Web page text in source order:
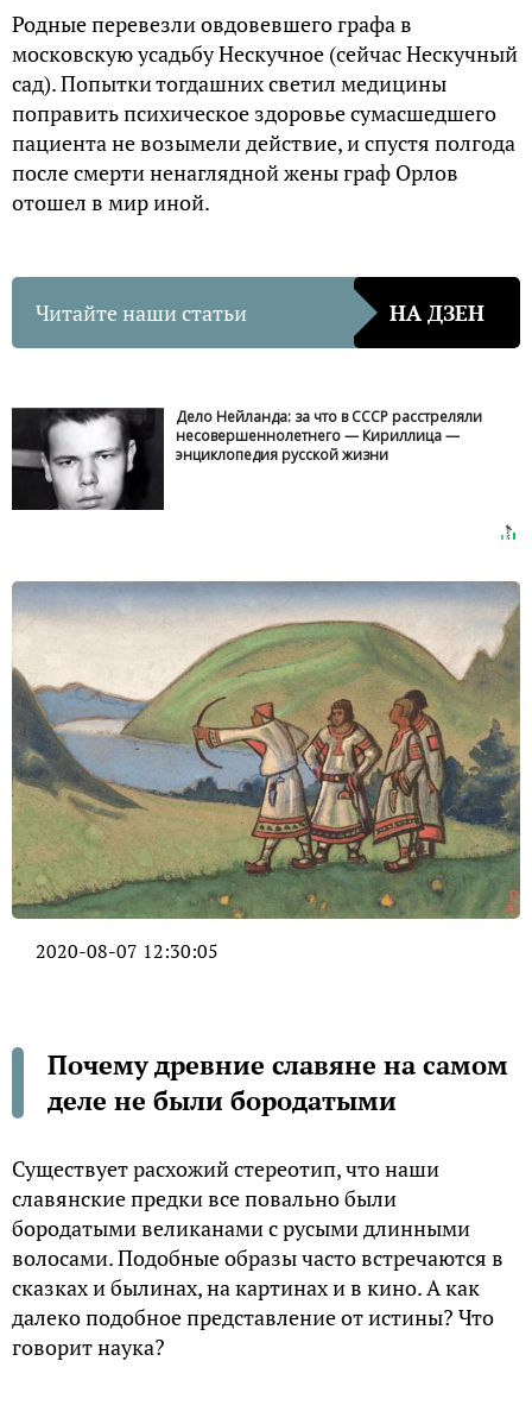
Родные перевезли овдовевшего графа в
московскую усадьбу Нескучное (сейчас Нескучный
сад). Попытки тогдашних светил медицины
поправить психическое здоровье сумасшедшего
пациента не возымели действие, и спустя полгода
после смерти ненаглядной жены граф Орлов
отошел в мир иной.
Читайте наши статьи НА ДЗЕН
Дело Нейланда: за что в СССР расстреляли
несовершеннолетнего — Кириллица —
энциклопедия русской жизни
2020-08-07 12:30:05
Почему древние славяне на самом
деле не были бородатыми
Существует расхожий стереотип, что наши
славянские предки все повально были
бородатыми великанами с русыми длинными
волосами. Подобные образы часто встречаются в
сказках и былинах, на картинах и в кино. А как
далеко подобное представление от истины? Что
говорит наука?